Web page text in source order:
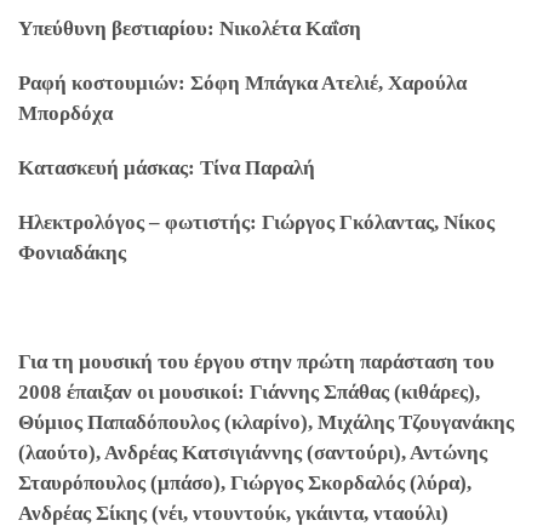
Υπεύθυνη βεστιαρίου: Νικολέτα Καΐση
Ραφή κοστουμιών: Σόφη Μπάγκα Ατελιέ, Χαρούλα
Μπορδόχα
Κατασκευή μάσκας: Τίνα Παραλή
Ηλεκτρολόγος – φωτιστής: Γιώργος Γκόλαντας, Νίκος
Φονιαδάκης
Για τη μουσική του έργου στην πρώτη παράσταση του
2008 έπαιξαν οι μουσικοί: Γιάννης Σπάθας (κιθάρες),
Θύμιος Παπαδόπουλος (κλαρίνο), Μιχάλης Τζουγανάκης
(λαούτο), Ανδρέας Κατσιγιάννης (σαντούρι), Αντώνης
Σταυρόπουλος (μπάσο), Γιώργος Σκορδαλός (λύρα),
Ανδρέας Σίκης (νέι, ντουντούκ, γκάιντα, νταούλι)